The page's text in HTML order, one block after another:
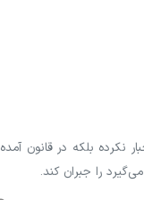
بلکه در قانون
را جبران کند.